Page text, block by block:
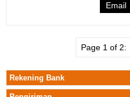
Email
Page 1 of 2:
Rekening Bank